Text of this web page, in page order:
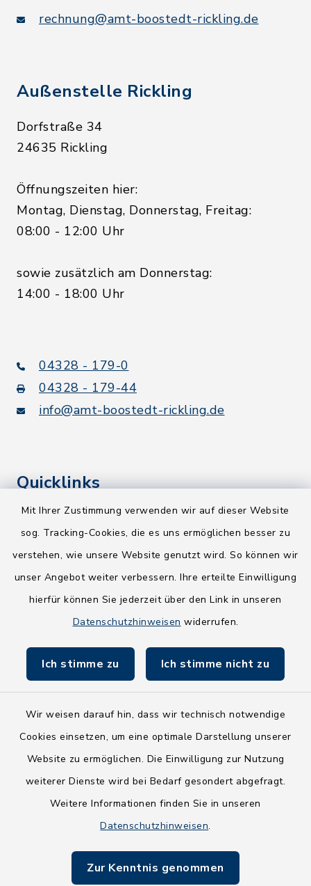
Mit Ihrer Zustimmung verwenden wir auf dieser Website
sog. Tracking-Cookies, die es uns ermöglichen besser zu
verstehen, wie unsere Website genutzt wird. So können wir
unser Angebot weiter verbessern. Ihre erteilte Einwilligung
hierfür können Sie jederzeit über den Link in unseren
Datenschutzhinweisen widerrufen.
Ich stimme zu Ich stimme nicht zu
Wir weisen darauf hin, dass wir technisch notwendige
Cookies einsetzen, um eine optimale Darstellung unserer
Website zu ermöglichen. Die Einwilligung zur Nutzung
weiterer Dienste wird bei Bedarf gesondert abgefragt.
Weitere Informationen finden Sie in unseren
Datenschutzhinweisen.
Zur Kenntnis genommen
rechnung@amt-boostedt-rickling.de
Außenstelle Rickling
Dorfstraße 34
24635 Rickling
Öffnungszeiten hier:
Montag, Dienstag, Donnerstag, Freitag:
08:00 - 12:00 Uhr
sowie zusätzlich am Donnerstag:
14:00 - 18:00 Uhr
04328 - 179-0
04328 - 179-44
info@amt-boostedt-rickling.de
Quicklinks
Kreis Segeberg
NEU! Amtsbroschüre 2026
Holsteiner Auenland
Fundbüro
Barrierefreiheit
Impressum